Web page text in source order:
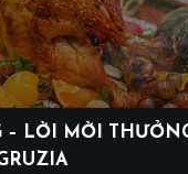
– LỜI MỜI